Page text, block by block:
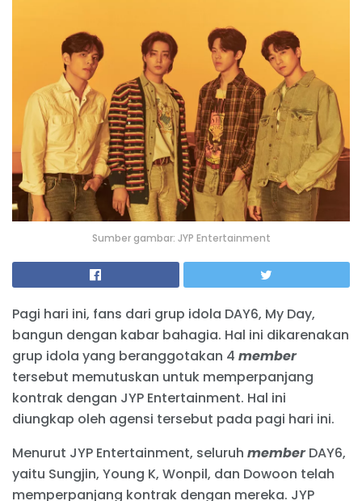
Sumber gambar: JYP Entertainment
Pagi hari ini, fans dari grup idola DAY6, My Day,
bangun dengan kabar bahagia. Hal ini dikarenakan
grup idola yang beranggotakan 4 member
tersebut memutuskan untuk memperpanjang
kontrak dengan JYP Entertainment. Hal ini
diungkap oleh agensi tersebut pada pagi hari ini.
Menurut JYP Entertainment, seluruh memberDAY6,
yaitu Sungjin, Young K, Wonpil, dan Dowoon telah
memperpanjang kontrak dengan mereka. JYP